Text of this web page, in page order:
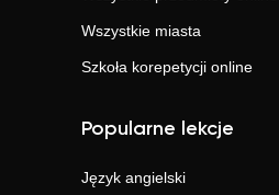
Wszystkie miasta
Szkoła korepetycji online
Popularne lekcje
Język angielski